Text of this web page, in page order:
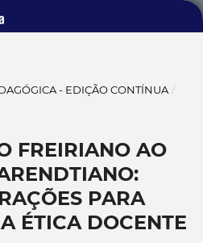
- EDIÇÃO CONTÍNUA /
FREIRIANO AO
PARA
ÉTICA DOCENTE